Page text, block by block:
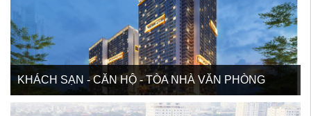
KHÁCH SẠN - CĂN HỘ - TÒA NHÀ VĂN PHÒNG